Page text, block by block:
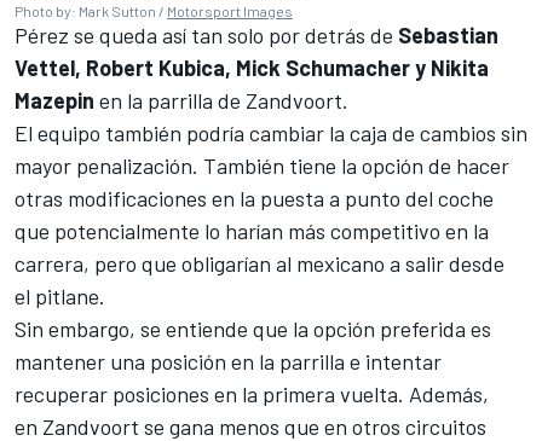
Photo by: Mark Sutton / Motorsport Images
Pérez se queda así tan solo por detrás de Sebastian
Vettel, Robert Kubica, Mick Schumacher y Nikita
Mazepin en la parrilla de Zandvoort.
El equipo también podría cambiar la caja de cambios sin
mayor penalización. También tiene la opción de hacer
otras modificaciones en la puesta a punto del coche
que potencialmente lo harían más competitivo en la
carrera, pero que obligarían al mexicano a salir desde
el pitlane.
Sin embargo, se entiende que la opción preferida es
mantener una posición en la parrilla e intentar
recuperar posiciones en la primera vuelta. Además,
en Zandvoort se gana menos que en otros circuitos